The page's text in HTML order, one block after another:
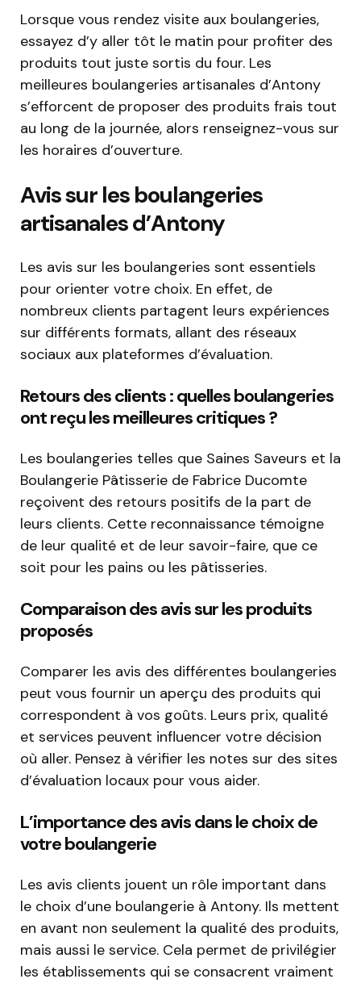
Lorsque vous rendez visite aux boulangeries,
essayez d’y aller tôt le matin pour profiter des
produits tout juste sortis du four. Les
meilleures boulangeries artisanales d’Antony
s’efforcent de proposer des produits frais tout
au long de la journée, alors renseignez-vous sur
les horaires d’ouverture.
Avis sur les boulangeries
artisanales d’Antony
Les avis sur les boulangeries sont essentiels
pour orienter votre choix. En effet, de
nombreux clients partagent leurs expériences
sur différents formats, allant des réseaux
sociaux aux plateformes d’évaluation.
Retours des clients : quelles boulangeries
ont reçu les meilleures critiques ?
Les boulangeries telles que Saines Saveurs et la
Boulangerie Pâtisserie de Fabrice Ducomte
reçoivent des retours positifs de la part de
leurs clients. Cette reconnaissance témoigne
de leur qualité et de leur savoir-faire, que ce
soit pour les pains ou les pâtisseries.
Comparaison des avis sur les produits
proposés
Comparer les avis des différentes boulangeries
peut vous fournir un aperçu des produits qui
correspondent à vos goûts. Leurs prix, qualité
et services peuvent influencer votre décision
où aller. Pensez à vérifier les notes sur des sites
d’évaluation locaux pour vous aider.
L’importance des avis dans le choix de
votre boulangerie
Les avis clients jouent un rôle important dans
le choix d’une boulangerie à Antony. Ils mettent
en avant non seulement la qualité des produits,
mais aussi le service. Cela permet de privilégier
les établissements qui se consacrent vraiment